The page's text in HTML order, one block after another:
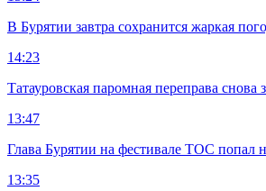
В Бурятии завтра сохранится жаркая
14:23
Татауровская паромная переправа снова
13:47
Глава Бурятии на фестивале ТОС попал
13:35